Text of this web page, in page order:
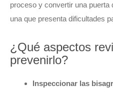
proceso y convertir una
una que presenta dificultades
¿Qué aspectos
prevenirlo?
Inspeccionar las